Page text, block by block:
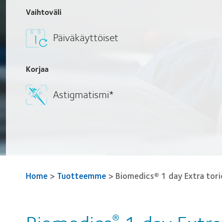
Vaihtoväli
Päiväkäyttöiset
Korjaa
Astigmatismi*
Home> Tuotteemme> Biomedics® 1 day Extra